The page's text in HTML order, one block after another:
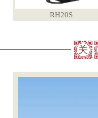
RH20S
关